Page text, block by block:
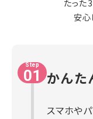
たった
安心
Step
01 かんた
スマホやパ